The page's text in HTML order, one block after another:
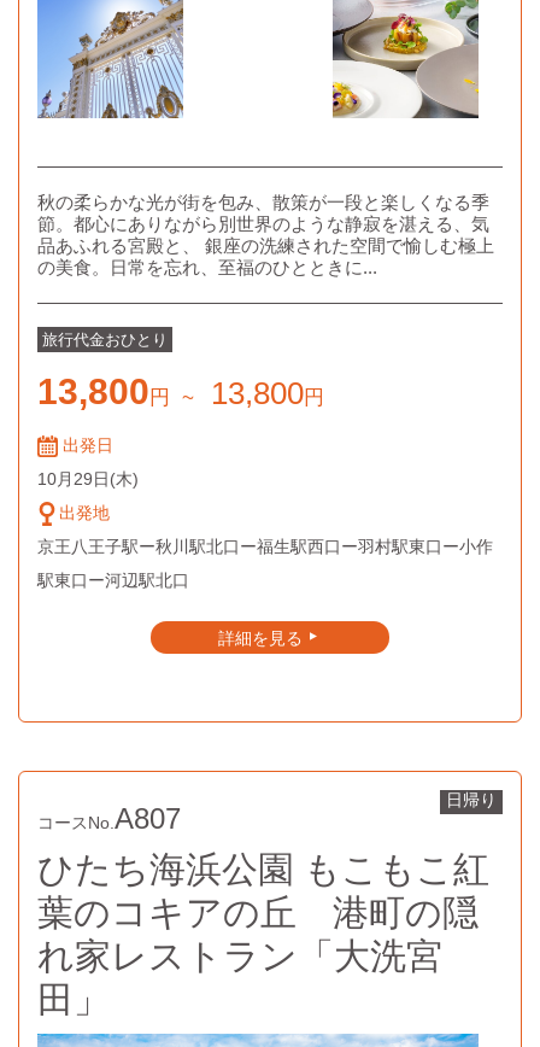
秋の柔らかな光が街を包み、散策が一段と楽しくなる季
節。都心にありながら別世界のような静寂を湛える、気
品あふれる宮殿と、 銀座の洗練された空間で愉しむ極上
の美食。日常を忘れ、至福のひとときに...
旅行代金おひとり
13,800円 ~ 13,800円
出発日
10月29日(木)
出発地
京王八王子駅ー秋川駅北口ー福生駅西口ー羽村駅東口ー小作
駅東口ー河辺駅北口
詳細を見る ▲
コースNo. A807
日帰り
ひたち海浜公園 もこもこ紅
葉のコキアの丘 港町の隠
れ家レストラン「大洗宮
田」